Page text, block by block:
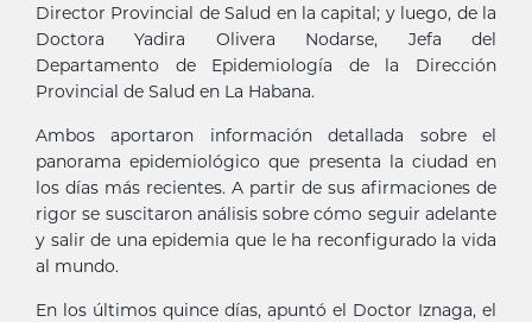
Director Provincial de Salud en la capital; y luego, de la
Doctora Yadira Olivera Nodarse, Jefa del
Departamento de Epidemiología de la Dirección
Provincial de Salud en La Habana.
Ambos aportaron información detallada sobre el
panorama epidemiológico que presenta la ciudad en
los días más recientes. A partir de sus afirmaciones de
rigor se suscitaron análisis sobre cómo seguir adelante
y salir de una epidemia que le ha reconfigurado la vida
al mundo.
En los últimos quince días, apuntó el Doctor Iznaga, el